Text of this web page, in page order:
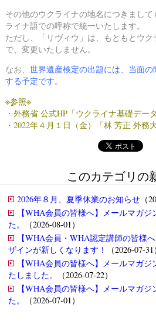
その他のウクライナの地名につきまして
ライナ語での呼称で統一いたします。
ただし、「リヴィウ」は、もともとウ
で、変更いたしません。
なお、 世界遺産検定の出題には、当面
する予定です。
※参照※
・ 外務省 公式HP「ウクライナ基礎データ
・ 2022年４月１日（金）「林 芳正 外務
このカテゴリの
2026年８月、夏季休業のお知らせ（
【WHA会員の皆様へ】メールマガ
た。
（2026-08-01）
【WHA会員・WHA認定講師の皆様
ザインが新しくなります！
（2026-07-31）
【WHA会員の皆様へ】メールマガ
たしました。
（2026-07-22）
【WHA会員の皆様へ】メールマガ
た。
（2026-07-01）